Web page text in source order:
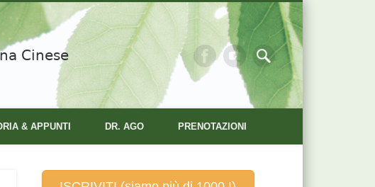
Cinese
& APPUNTI DR. AGO PRENOTAZIONI